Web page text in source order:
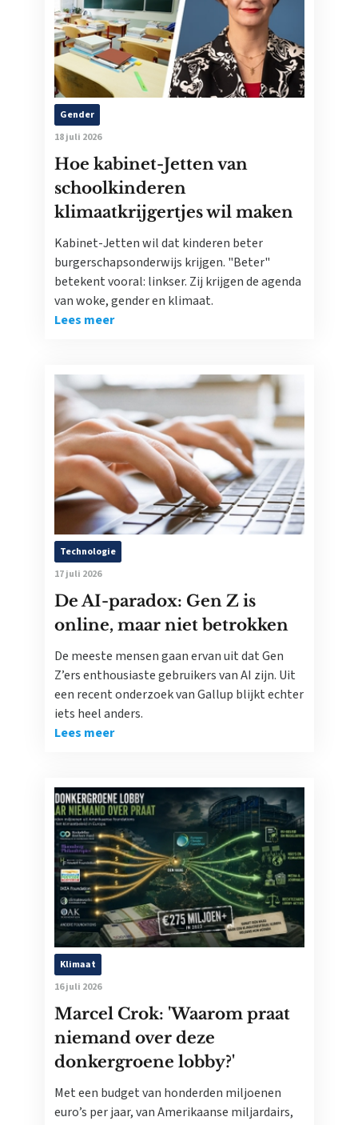
Gender
18 juli 2026
Hoe kabinet-Jetten van
schoolkinderen
klimaatkrijgertjes wil maken
Kabinet-Jetten wil dat kinderen beter
burgerschapsonderwijs krijgen. "Beter"
betekent vooral: linkser. Zij krijgen de agenda
van woke, gender en klimaat.
Lees meer
Technologie
17 juli 2026
De AI-paradox: Gen Z is
online, maar niet betrokken
De meeste mensen gaan ervan uit dat Gen
Z’ers enthousiaste gebruikers van AI zijn. Uit
een recent onderzoek van Gallup blijkt echter
iets heel anders.
Lees meer
Klimaat
16 juli 2026
Marcel Crok: 'Waarom praat
niemand over deze
donkergroene lobby?'
Met een budget van honderden miljoenen
euro’s per jaar, van Amerikaanse miljardairs,